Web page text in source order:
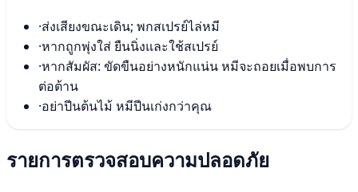
·ส่งเสียงขณะเดิน; พกสเปรย์ไล่หมี
·หากถูกพุ่งใส่ ยืนนิ่งและใช้สเปรย์
·หากสัมผัส: ขัดขืนอย่างหนักแน่น หมีจะถอยเมื่อพบการ
ต่อต้าน
·อย่าปีนต้นไม้ หมีปีนเก่งกว่าคุณ
รายการตรวจสอบความปลอดภัย